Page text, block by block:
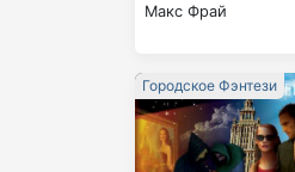
Макс Фрай
Городское Фэнтези